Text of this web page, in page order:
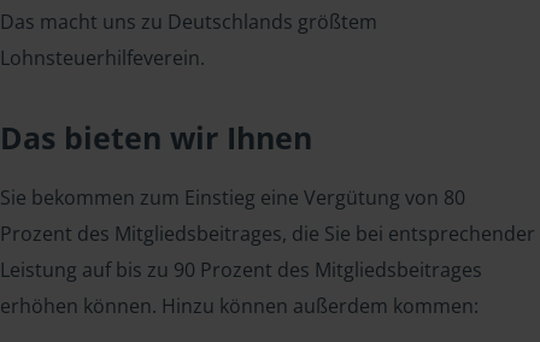
Das macht uns zu Deutschlands größtem
Lohnsteuerhilfeverein.
Das bieten wir Ihnen
Sie bekommen zum Einstieg eine Vergütung von 80
Prozent des Mitgliedsbeitrages, die Sie bei entsprechender
Leistung auf bis zu 90 Prozent des Mitgliedsbeitrages
erhöhen können. Hinzu können außerdem kommen: